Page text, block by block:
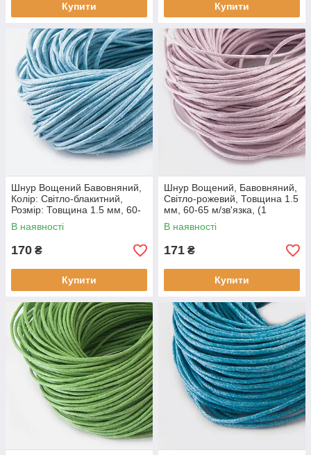
Купити Купити
Шнур Вощений Бавовняний,
Колір: Світло-блакитний,
Розмір: Товщина 1.5 мм, 60-
65 м/зв'язка, (1 звязка)
В наявності
170 ₴
Купити
Шнур Вощений, Бавовняний,
Світло-рожевий, Товщина 1.5
мм, 60-65 м/зв'язка, (1
звязка)
В наявності
171 ₴
Купити